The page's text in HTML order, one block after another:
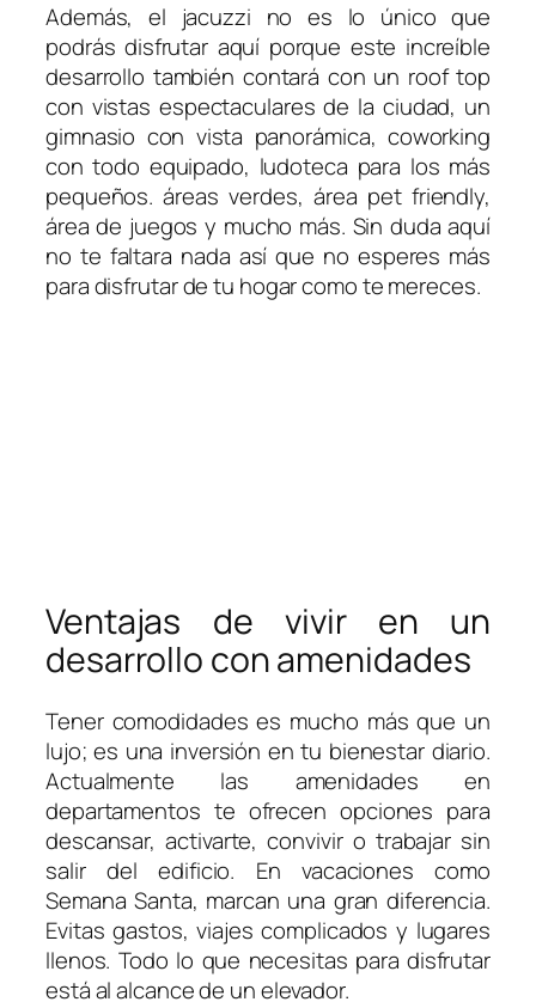
Además, el jacuzzi no es lo único que
podrás disfrutar aquí porque este increíble
desarrollo también contará con un roof top
con vistas espectaculares de la ciudad, un
gimnasio con vista panorámica, coworking
con todo equipado, ludoteca para los más
pequeños. áreas verdes, área pet friendly,
área de juegos y mucho más. Sin duda aquí
no te faltara nada así que no esperes más
para disfrutar de tu hogar como te mereces.
Ventajas de vivir en un
desarrollo con amenidades
Tener comodidades es mucho más que un
lujo; es una inversión en tu bienestar diario.
Actualmente las amenidades en
departamentos te ofrecen opciones para
descansar, activarte, convivir o trabajar sin
salir del edificio. En vacaciones como
Semana Santa, marcan una gran diferencia.
Evitas gastos, viajes complicados y lugares
llenos. Todo lo que necesitas para disfrutar
está al alcance de un elevador.